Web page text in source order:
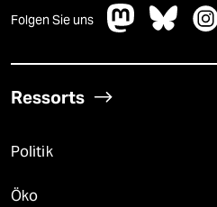
Folgen Sie uns
Ressorts
Politik
Öko